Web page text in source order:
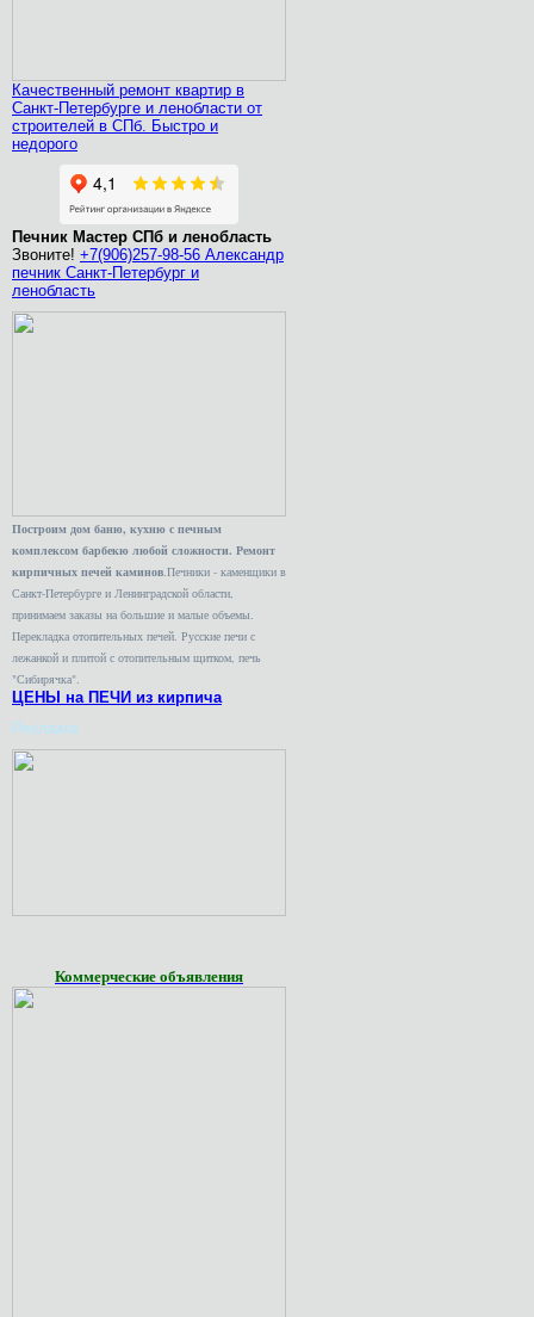
Качественный ремонт квартир в
Санкт-Петербурге и ленобласти от
строителей в СПб. Быстро и
недорого
Печник Мастер СПб и ленобласть
Звоните! +7(906)257-98-56 Александр
печник Санкт-Петербург и
ленобласть
Построим дом баню, кухню с печным
комплексом барбекю любой сложности. Ремонт
кирпичных печей каминов.Печники - каменщики в
Санкт-Петербурге и Ленинградской области,
принимаем заказы на большие и малые объемы.
Перекладка отопительных печей. Русские печи с
лежанкой и плитой с отопительным щитком, печь
"Сибирячка".
ЦЕНЫ на ПЕЧИ из кирпича
Реклама
Коммерческие объявления